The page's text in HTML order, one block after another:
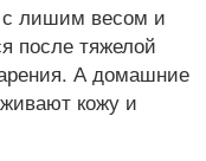
с лишим весом и
после тяжелой
А домашние
кожу и